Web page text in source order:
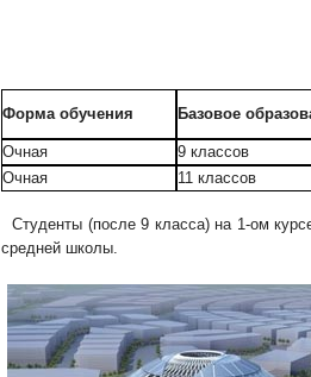
Форма обучения Базовое
Очная 9 классов
Очная
11 классов
Студенты (после 9 класса) на 1-ом
средней школы.